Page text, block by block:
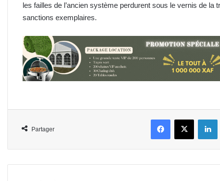
les failles de l’ancien système perdurent sous le vernis de la
sanctions exemplaires.
Partager
FacebookX